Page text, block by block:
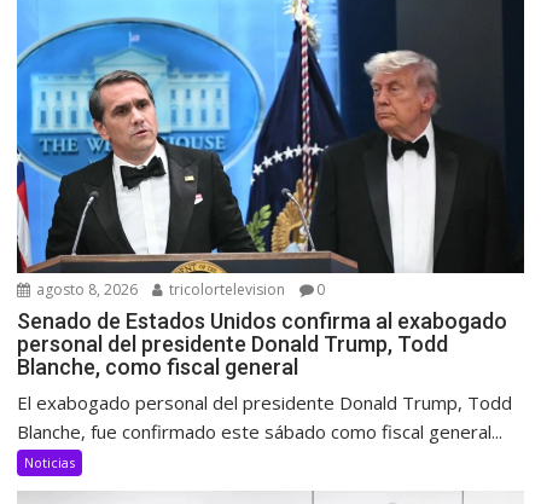
agosto 8, 2026 tricolortelevision 0
Senado de Estados Unidos confirma al exabogado
personal del presidente Donald Trump, Todd
Blanche, como fiscal general
El exabogado personal del presidente Donald Trump, Todd
Blanche, fue confirmado este sábado como fiscal general...
Noticias